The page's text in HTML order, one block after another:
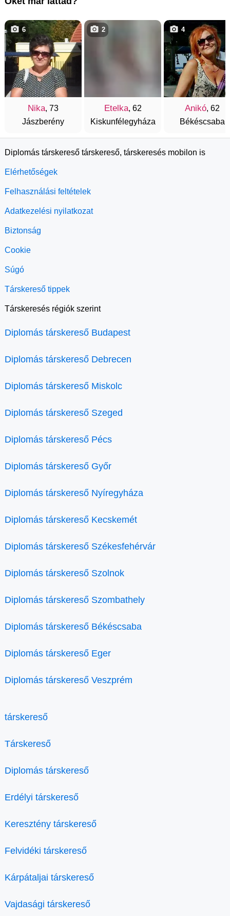
Nika, 73
Jászberény
6
Etelka, 62
Kiskunfélegyháza
2
Anikó, 62
Békéscsaba
4
Diplomás társkereső társkereső, társkeresés mobilon is
Elérhetőségek
Felhasználási feltételek
Adatkezelési nyilatkozat
Biztonság
Cookie
Súgó
Társkereső tippek
Társkeresés régiók szerint
Diplomás társkereső Budapest
Diplomás társkereső Debrecen
Diplomás társkereső Miskolc
Diplomás társkereső Szeged
Diplomás társkereső Pécs
Diplomás társkereső Győr
Diplomás társkereső Nyíregyháza
Diplomás társkereső Kecskemét
Diplomás társkereső Székesfehérvár
Diplomás társkereső Szolnok
Diplomás társkereső Szombathely
Diplomás társkereső Békéscsaba
Diplomás társkereső Eger
Diplomás társkereső Veszprém
társkereső
Társkereső
Diplomás társkereső
Erdélyi társkereső
Keresztény társkereső
Felvidéki társkereső
Kárpátaljai társkereső
Vajdasági társkereső